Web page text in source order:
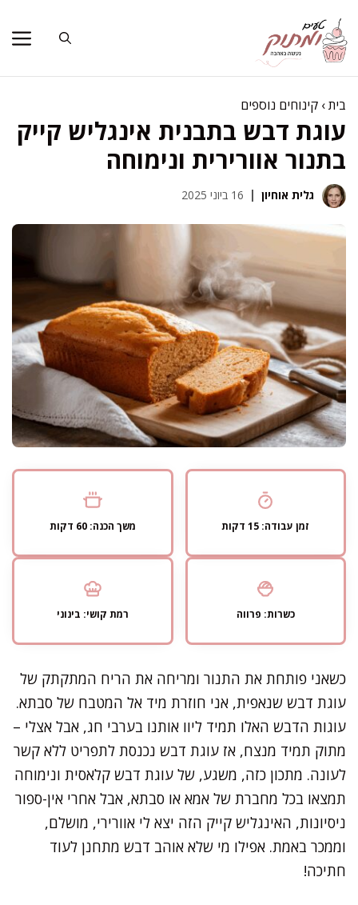
לתוכן
בית› קינוחים נוספים
עוגת דבש בתבנית אינגליש קייק
בתנור אוורירית ונימוחה
גלית אוחיון 16 ביוני 2025
זמן עבודה: 15 דקות משך הכנה: 60 דקות
כשרות: פרווה רמת קושי: בינוני
כשאני פותחת את התנור ומריחה את הריח המתקתק של
עוגת דבש שנאפית, אני חוזרת מיד אל המטבח של סבתא.
עוגות הדבש האלו תמיד ליוו אותנו בערבי חג, אבל אצלי –
מתוק תמיד מנצח, אז עוגת דבש נכנסת לתפריט ללא קשר
לעונה. מתכון כזה, משגע, של עוגת דבש קלאסית ונימוחה
תמצאו בכל מחברת של אמא או סבתא, אבל אחרי אין-ספור
ניסיונות, האינגליש קייק הזה יצא לי אוורירי, מושלם,
וממכר באמת. אפילו מי שלא אוהב דבש מתחנן לעוד
חתיכה!